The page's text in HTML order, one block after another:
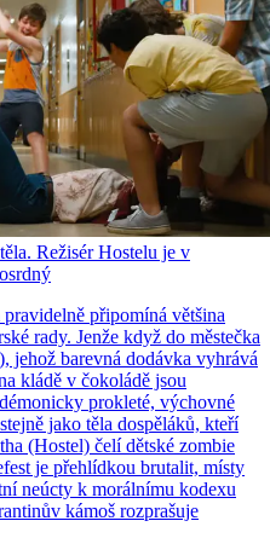
Režisér Hostelu je v
připomíná většina
rady. Jenže když do městečka
jehož barevná dodávka vyhrává
kládě v čokoládě jsou
prokleté, výchovné
jako těla dospěláků, kteří
(Hostel) čelí dětské zombie
je přehlídkou brutalit, místy
neúcty k morálnímu kodexu
kámoš rozprašuje